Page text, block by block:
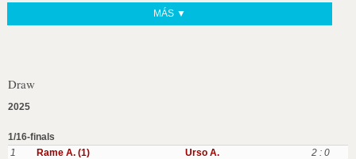
MÁS ▼
Draw
2025
1/16-finals
1
Rame A. (1) Urso A.
2 : 0